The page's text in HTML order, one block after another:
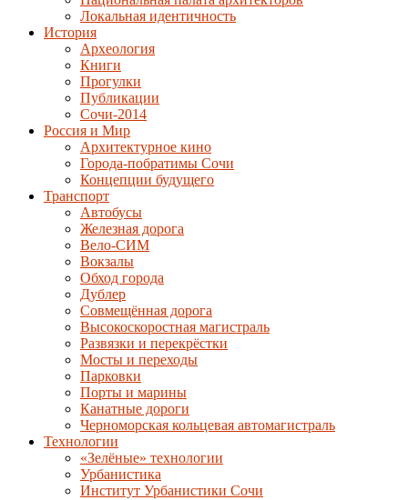
Локальная идентичность
История
Археология
Книги
Прогулки
Публикации
Сочи-2014
Россия и Мир
Архитектурное кино
Города-побратимы Сочи
Концепции будущего
Транспорт
Автобусы
Железная дорога
Вело-СИМ
Вокзалы
Обход города
Дублер
Совмещённая дорога
Высокоскоростная магистраль
Развязки и перекрёстки
Мосты и переходы
Парковки
Порты и марины
Канатные дороги
Черноморская кольцевая автомагистраль
Технологии
«Зелёные» технологии
Урбанистика
Институт Урбанистики Сочи